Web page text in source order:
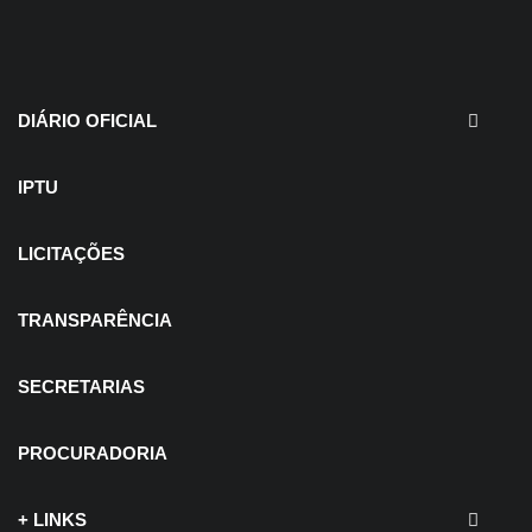
Processo Seletivo
DIÁRIO OFICIAL
IPTU
LICITAÇÕES
TRANSPARÊNCIA
SECRETARIAS
PROCURADORIA
+ LINKS